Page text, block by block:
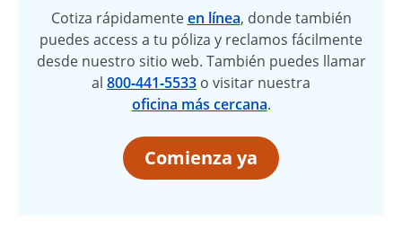
Cotiza rápidamenteen línea, donde también
puedes access a tu póliza y reclamos fácilmente
desde nuestro sitio web. También puedes llamar
al 800‑441‑5533 o visitar nuestra
oficina más cercana.
Comienza ya